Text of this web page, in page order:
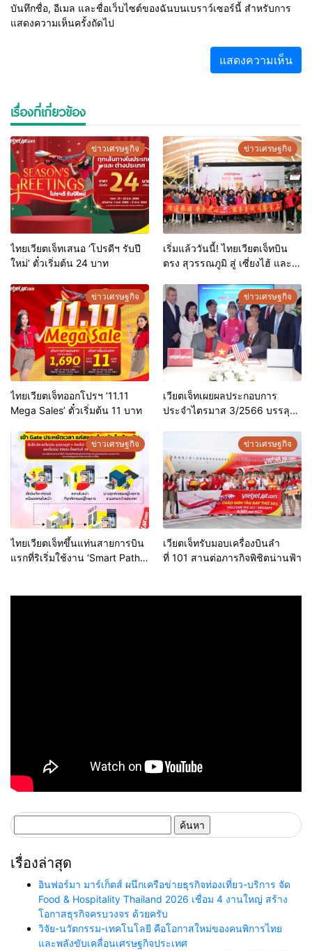
บันทึกชื่อ, อีเมล และชื่อเว็บไซต์ของฉันบนเบราว์เซอร์นี้ สำหรับการ
แสดงความเห็นครั้งถัดไป
เรื่องที่เกี่ยวข้อง
ข่าวเศรษฐกิจ
ไทยเวียตเจ็ทเสนอ ‘โปรดีฯ รับปี
ใหม่’ ตั๋วเริ่มต้น 24 บาท
ข่าวเศรษฐกิจ
เริ่มแล้ววันนี้! ไทยเวียตเจ็ทบิน
ตรง สุวรรณภูมิ สู่ เซี่ยงไฮ้ และ
ข่าวเศรษฐกิจ
ไทยเวียตเจ็ทออกโปรฯ ’11.11
Mega Sales’ ตั๋วเริ่มต้น 11 บาท
ข่าวเศรษฐกิจ
เวียตเจ็ทเผยผลประกอบการ
ประจำไตรมาส 3/2566 บรรลุ
เงินลงทุน 100 ล้านเหรียญ
สหรัฐฯ
ข่าวเศรษฐกิจ
ไทยเวียตเจ็ทขึ้นแท่นสายการบิน
แรกที่ริเริ่มใช้งาน ‘Smart Path’
ข่าวเศรษฐกิจ
เวียตเจ็ทรับมอบเครื่องบินลำ
ที่ 101 สานต่อภารกิจพิชิตน่านฟ้า
สำหรับ:
เรื่องล่าสุด
อินฟอร์มา มาร์เก็ตส์ ผนึกเครือข่ายธุรกิจท่องเที่ยว-บริการ จัด
Food & Hospitality Thailand 2026 เชื่อม 4 งานใหญ่ สร้าง
โอกาสธุรกิจครบวงจร ด้วยครับ
วิจัย-นวัตกรรม-เทคโนโลยี คือโอกาสใหม่ของคนพิการไทย
และพลังขับเคลื่อนเศรษฐกิจประเทศ